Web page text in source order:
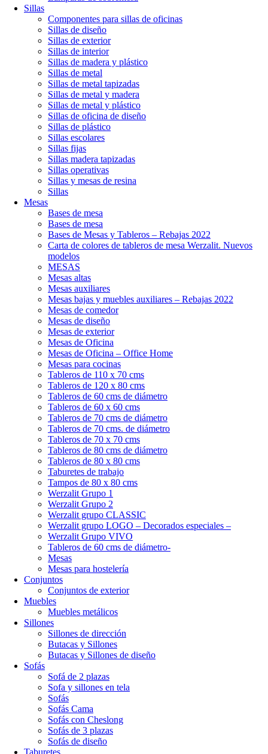
Sillas
Componentes para sillas de oficinas
Sillas de diseño
Sillas de exterior
Sillas de interior
Sillas de madera y plástico
Sillas de metal
Sillas de metal tapizadas
Sillas de metal y madera
Sillas de metal y plástico
Sillas de oficina de diseño
Sillas de plástico
Sillas escolares
Sillas fijas
Sillas madera tapizadas
Sillas operativas
Sillas y mesas de resina
Sillas
Mesas
Bases de mesa
Bases de mesa
Bases de Mesas y Tableros – Rebajas 2022
Carta de colores de tableros de mesa Werzalit. Nuevos
modelos
MESAS
Mesas altas
Mesas auxiliares
Mesas bajas y muebles auxiliares – Rebajas 2022
Mesas de comedor
Mesas de diseño
Mesas de exterior
Mesas de Oficina
Mesas de Oficina – Office Home
Mesas para cocinas
Tableros de 110 x 70 cms
Tableros de 120 x 80 cms
Tableros de 60 cms de diámetro
Tableros de 60 x 60 cms
Tableros de 70 cms de diámetro
Tableros de 70 cms. de diámetro
Tableros de 70 x 70 cms
Tableros de 80 cms de diámetro
Tableros de 80 x 80 cms
Taburetes de trabajo
Tampos de 80 x 80 cms
Werzalit Grupo 1
Werzalit Grupo 2
Werzalit grupo CLASSIC
Werzalit grupo LOGO – Decorados especiales –
Werzalit Grupo VIVO
Tableros de 60 cms de diámetro-
Mesas
Mesas para hostelería
Conjuntos
Conjuntos de exterior
Muebles
Muebles metálicos
Sillones
Sillones de dirección
Butacas y Sillones
Butacas y Sillones de diseño
Sofás
Sofá de 2 plazas
Sofa y sillones en tela
Sofás
Sofás Cama
Sofás con Cheslong
Sofás de 3 plazas
Sofás de diseño
Taburetes